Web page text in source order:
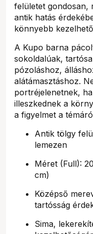
felületet gondosan,
antik hatás
könnyebb
A Kupo barna
sokoldalúak,
pózoláshoz,
alátámasztáshoz.
portréjelenetnek,
illeszkednek a
a figyelmet a
Antik tölgy
lemezen
Méret (Full):
cm)
Középső
tartósság
Sima,